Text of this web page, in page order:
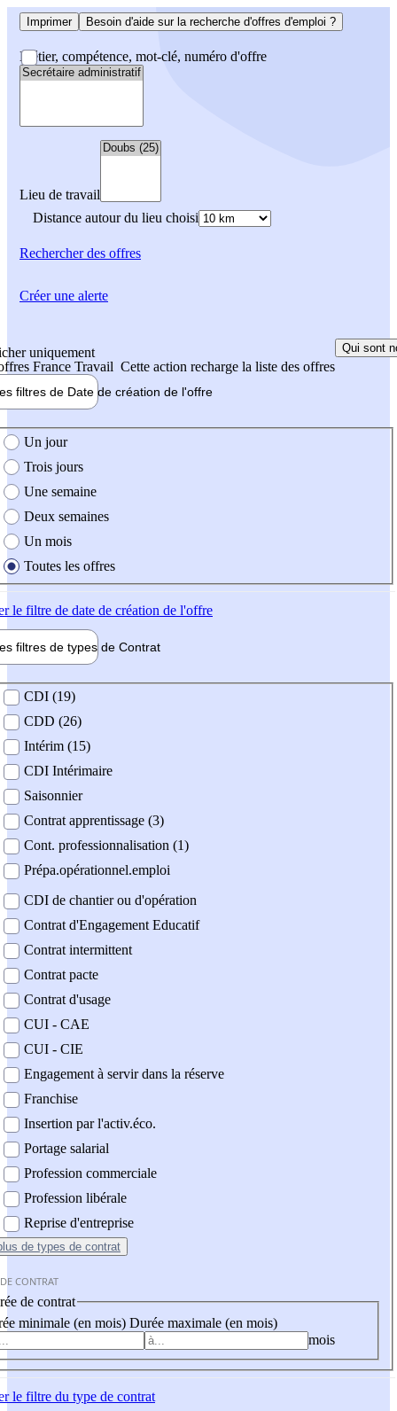
Imprimer Besoin d'aide sur la recherche d'offres d'emploi ?
Métier, compétence, mot-clé, numéro d'offre
Lieu de travail
Distance autour du lieu choisi
Rechercherdes offres
uniquement
France Travail Cette action recharge la liste des offres
Qui sont
filtres de Date de création de l'offre
création de l'offre
Un jour
Trois jours
Une semaine
Deux semaines
Un mois
Toutes les offres
le filtre de date de création de l'offre
filtres de types de Contrat
contrat
CDI (19)
CDD (26)
Intérim (15)
CDI Intérimaire
Saisonnier
Contrat apprentissage (3)
Cont. professionnalisation (1)
Prépa.opérationnel.emploi
CDI de chantier ou d'opération
Contrat d'Engagement Educatif
Contrat intermittent
Contrat pacte
Contrat d'usage
CUI - CAE
CUI - CIE
Engagement à servir dans la réserve
Franchise
Insertion par l'activ.éco.
Portage salarial
Profession commerciale
Profession libérale
Reprise d'entreprise
de types de contrat
CONTRAT
de contrat
minimale (en mois) Durée maximale (en mois)
mois
le filtre du type de contrat
Créer une alerte